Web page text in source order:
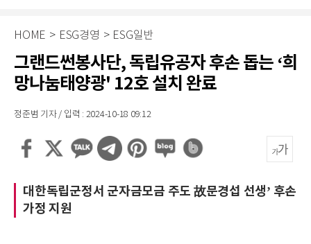
HOME > ESG경영 > ESG일반
그랜드썬봉사단, 독립유공자 후손 돕는 ‘희
망나눔태양광' 12호 설치 완료
정준범 기자 / 입력 : 2024-10-18 09:12
대한독립군정서 군자금모금 주도 故문경섭 선생’ 후손
가정 지원